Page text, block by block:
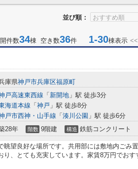
並び順：
件数34棟 空き数36件 1-30棟表示
庫県神戸市兵庫区福原町
戸高速東西線 「 新開地 」駅 徒歩3分
海道本線 「 神戸 」駅 徒歩8分
戸市西神・山手線 「 湊川公園 」駅 徒歩6分
28年 階数 9階建 構造 鉄筋コンクリート
眺望良好な場所です。共用部には敷地内ごみ
り、とても充実しています。家賃8万円でおす